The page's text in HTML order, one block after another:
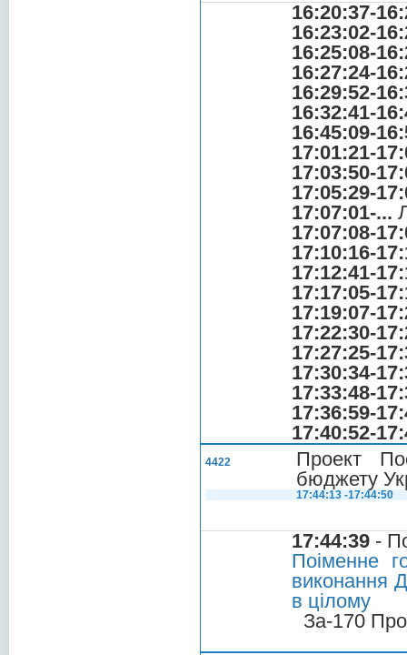
16:20:37-
16:23:02-
16:25:08-
16:27:24-
16:29:52-
16:32:41-
16:45:09-
17:01:21-
17:03:50-
17:05:29-
17:07:01-...
17:07:08-
17:10:16-
17:12:41-
17:17:05-
17:19:07-
17:22:30-
17:27:25-
17:30:34-
17:33:48-
17:36:59-
17:40:52-
4422
Проект
бюджету
17:44:13 -17:44:50
17:44:39 -
Поіменне
виконання
в цілому
За-170